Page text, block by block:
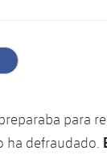
para
ha defraudado.